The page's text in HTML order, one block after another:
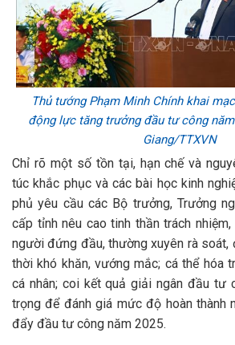
Thủ tướng Phạm Minh Chính khai
động lực tăng trưởng đầu tư công
Giang/TTXVN
Chỉ rõ một số tồn tại, hạn chế và
túc khắc phục và các bài học kinh
phủ yêu cầu các Bộ trưởng, Trưởng
cấp tỉnh nêu cao tinh thần trách
người đứng đầu, thường xuyên rà soát,
thời khó khăn, vướng mắc; cá thể hóa
cá nhân; coi kết quả giải ngân đầu tư
trọng để đánh giá mức độ hoàn thành
đẩy đầu tư công năm 2025.